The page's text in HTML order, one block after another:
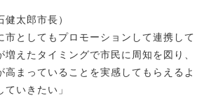
太郎市長）
市としてもプロモーションして連携して
増えたタイミングで市民に周知を図り、
高まっていることを実感してもらえるよ
いきたい」